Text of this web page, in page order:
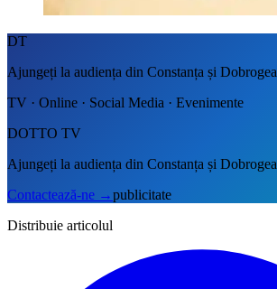
DT
Ajungeți la audiența din Constanța și Dobrogea
TV · Online · Social Media · Evenimente
DOTTO TV
Ajungeți la audiența din Constanța și Dobrogea
Contactează-ne →publicitate
Distribuie articolul